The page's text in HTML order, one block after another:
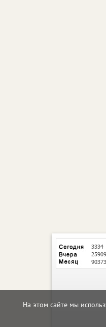
На этом сайте мы